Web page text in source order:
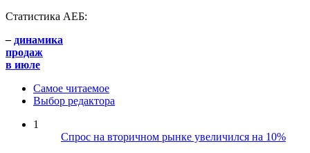
Статистика АЕБ:
– динамика
продаж
в июле
Самое читаемое
Выбор редактора
1
Спрос на вторичном рынке увеличился на 10%